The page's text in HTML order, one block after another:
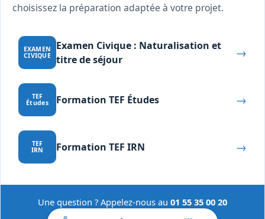
choisissez la préparation adaptée à votre projet.
EXAMEN
CIVIQUE
Examen Civique : Naturalisation et
titre de séjour
→
TEF
Études Formation TEF Études →
TEF
IRN Formation TEF IRN →
Une question ? Appelez-nous au 01 55 35 00 20